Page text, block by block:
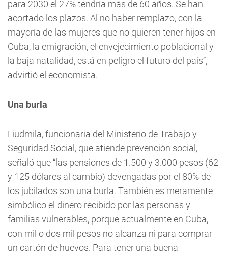
para 2030 el 27% tendría más de 60 años. Se han
acortado los plazos. Al no haber remplazo, con la
mayoría de las mujeres que no quieren tener hijos en
Cuba, la emigración, el envejecimiento poblacional y
la baja natalidad, está en peligro el futuro del país”,
advirtió el economista.
Una burla
Liudmila, funcionaria del Ministerio de Trabajo y
Seguridad Social, que atiende prevención social,
señaló que “las pensiones de 1.500 y 3.000 pesos (62
y 125 dólares al cambio) devengadas por el 80% de
los jubilados son una burla. También es meramente
simbólico el dinero recibido por las personas y
familias vulnerables, porque actualmente en Cuba,
con mil o dos mil pesos no alcanza ni para comprar
un cartón de huevos. Para tener una buena